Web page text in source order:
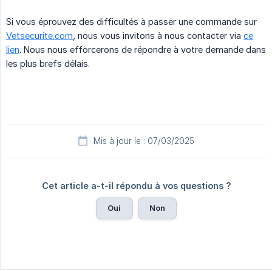
Si vous éprouvez des difficultés à passer une commande sur
Vetsecurite.com , nous vous invitons à nous contacter via ce
lien. Nous nous efforcerons de répondre à votre demande dans
les plus brefs délais.
Mis à jour le : 07/03/2025
Cet article a-t-il répondu à vos questions ?
Oui Non